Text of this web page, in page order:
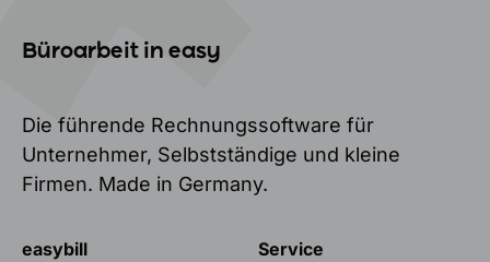
Büroarbeit in easy
Die führende Rechnungssoftware für
Unternehmer, Selbstständige und kleine
Firmen. Made in Germany.
easybill Service